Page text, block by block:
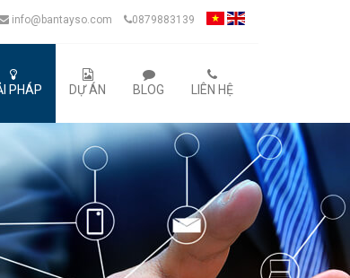
info@bantayso.com 0879883139
PHÁP DỰ ÁN BLOG LIÊN HỆ